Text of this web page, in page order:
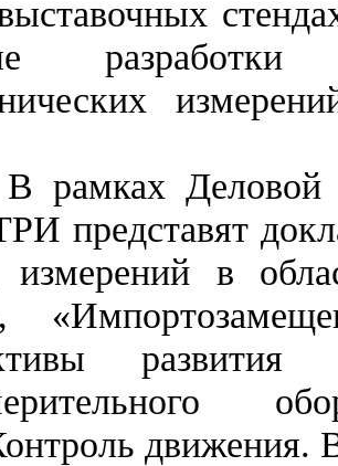
Деловой
представят
измерений в
развития
движения.